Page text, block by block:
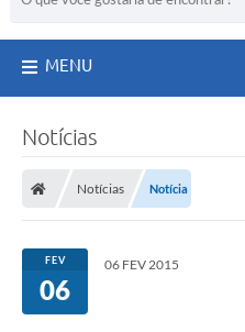
MENU
Notícias
Notícias Notícia
FEV
06
06 FEV 2015